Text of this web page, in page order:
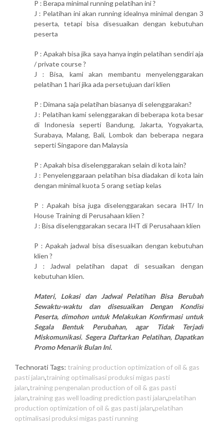
P : Berapa minimal running pelatihan ini ?
J : Pelatihan ini akan running idealnya minimal dengan 3
peserta, tetapi bisa disesuaikan dengan kebutuhan
peserta
P : Apakah bisa jika saya hanya ingin pelatihan sendiri aja
/ private course ?
J : Bisa, kami akan membantu menyelenggarakan
pelatihan 1 hari jika ada persetujuan dari klien
P : Dimana saja pelatihan biasanya di selenggarakan?
J : Pelatihan kami selenggarakan di beberapa kota besar
di Indonesia seperti Bandung, Jakarta, Yogyakarta,
Surabaya, Malang, Bali, Lombok dan beberapa negara
seperti Singapore dan Malaysia
P : Apakah bisa diselenggarakan selain di kota lain?
J : Penyelenggaraan pelatihan bisa diadakan di kota lain
dengan minimal kuota 5 orang setiap kelas
P : Apakah bisa juga diselenggarakan secara IHT/ In
House Training di Perusahaan klien ?
J : Bisa diselenggarakan secara IHT di Perusahaan klien
P : Apakah jadwal bisa disesuaikan dengan kebutuhan
klien ?
J : Jadwal pelatihan dapat di sesuaikan dengan
kebutuhan klien.
Materi, Lokasi dan Jadwal Pelatihan Bisa Berubah
Sewaktu-waktu dan disesuaikan Dengan Kondisi
Peserta, dimohon untuk Melakukan Konfirmasi untuk
Segala Bentuk Perubahan, agar Tidak Terjadi
Miskomunikasi. Segera Daftarkan Pelatihan, Dapatkan
Promo Menarik Bulan Ini.
Technorati Tags: training production optimization of oil & gas
pasti jalan,training optimalisasi produksi migas pasti
jalan,training pengenalan production of oil & gas pasti
jalan,training gas well loading prediction pasti jalan,pelatihan
production optimization of oil & gas pasti jalan,pelatihan
optimalisasi produksi migas pasti running